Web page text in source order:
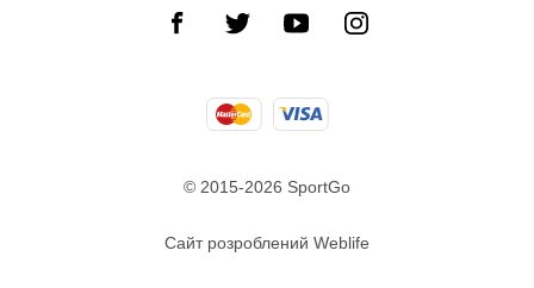
© 2015-2026 SportGo
Сайт розроблений Weblife